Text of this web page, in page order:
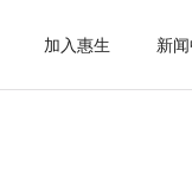
加入惠生 新